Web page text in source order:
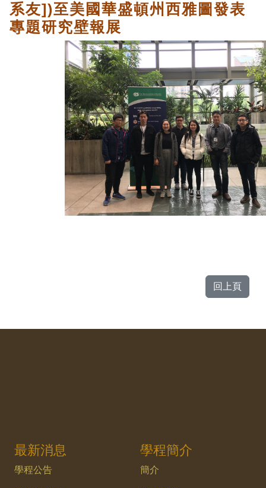
系友])至美國華盛頓州西雅圖發表
專題研究壁報展
回上頁
最新消息
學程公告
學程簡介
簡介